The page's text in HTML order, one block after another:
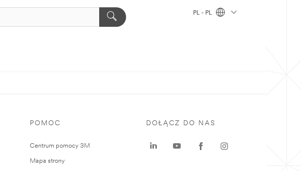
PL - PL
POMOC
Centrum pomocy 3M
Mapa strony
DOŁĄCZ DO NAS